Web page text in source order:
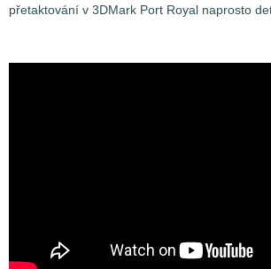
přetaktování v 3DMark Port Royal naprosto